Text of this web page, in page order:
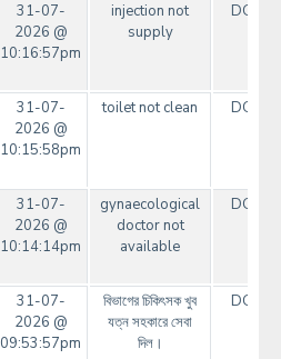
31-07-
2026 @
10:16:57pm
injection not
supply
DGHS
31-07-
2026 @
10:15:58pm
toilet not clean DGHS
31-07-
2026 @
10:14:14pm
gynaecological
doctor not
available
DGHS
31-07-
2026 @
09:53:57pm
বিভাগের চিকিৎসক খুব
যত্ন সহকারে সেবা
দিল।
DGHS